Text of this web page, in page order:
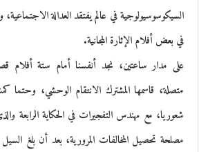
السيكوسوسيولوجية في عالم يفتقد العدالة
في بعض أفلام الإثارة المجانية.
على مدار ساعتين، نجد أنفسنا أمام ستة
متصلة، قاسمها المشترك الانتقام الوحشي،
شعوريا، مع مهندس التفجيرات في الحكاية الرابعة
مصلحة تحصيل المخالفات المرورية، بعد أن بلغ